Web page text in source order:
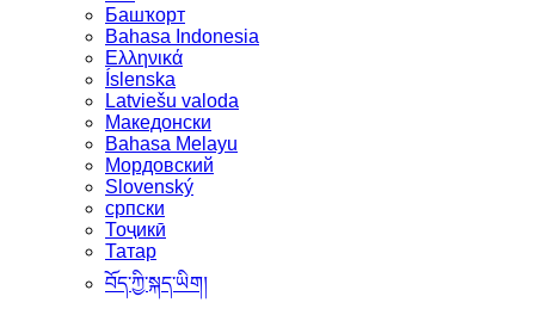
Башҡорт
Bahasa Indonesia
Ελληνικά
Íslenska
Latviešu valoda
Македонски
Bahasa Melayu
Мордовский
Slovenský
српски
Тоҷикӣ
Татар
བོད་ཀྱི་སྐད་ཡིག།